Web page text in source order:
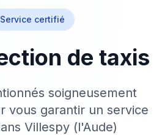
Service certifié
de taxis
soigneusement
vous garantir un service
Villespy (l'Aude)